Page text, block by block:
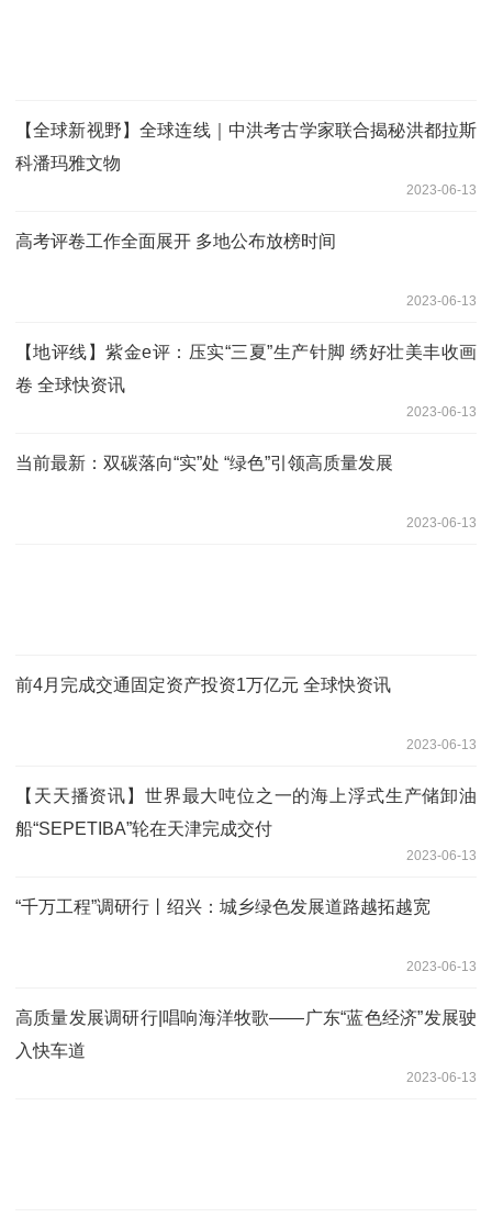
【全球新视野】全球连线｜中洪考古学家联合揭秘洪都拉斯
科潘玛雅文物
2023-06-13
高考评卷工作全面展开 多地公布放榜时间
2023-06-13
【地评线】紫金e评：压实“三夏”生产针脚 绣好壮美丰收画
卷 全球快资讯
2023-06-13
当前最新：双碳落向“实”处 “绿色”引领高质量发展
2023-06-13
前4月完成交通固定资产投资1万亿元 全球快资讯
2023-06-13
【天天播资讯】世界最大吨位之一的海上浮式生产储卸油
船“SEPETIBA”轮在天津完成交付
2023-06-13
“千万工程”调研行丨绍兴：城乡绿色发展道路越拓越宽
2023-06-13
高质量发展调研行|唱响海洋牧歌——广东“蓝色经济”发展驶
入快车道
2023-06-13